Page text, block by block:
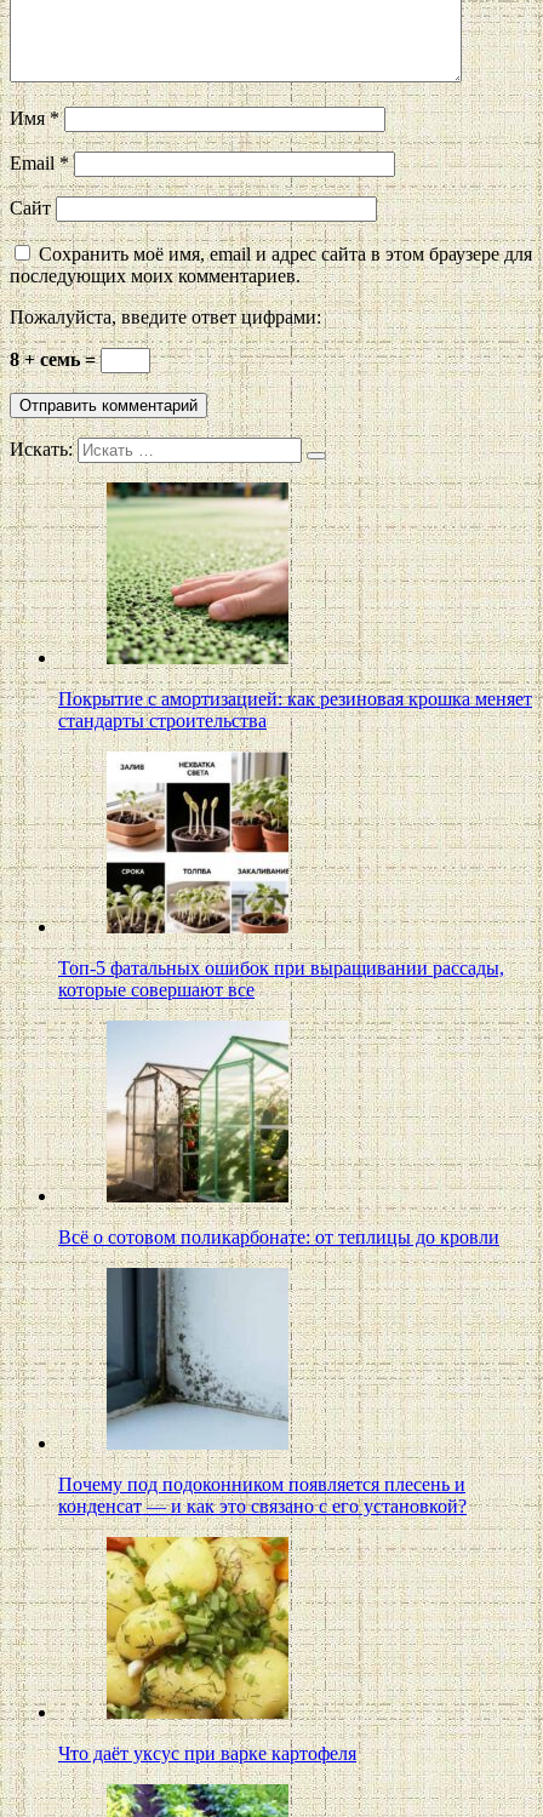
Имя*
Email*
Сайт
Сохранить моё имя, email и адрес сайта в этом браузере для
последующих моих комментариев.
Пожалуйста, введите ответ цифрами:
8 + семь =
Искать:
Покрытие с амортизацией: как резиновая крошка меняет
стандарты строительства
Топ-5 фатальных ошибок при выращивании рассады,
которые совершают все
Всё о сотовом поликарбонате: от теплицы до кровли
Почему под подоконником появляется плесень и
конденсат — и как это связано с его установкой?
Что даёт уксус при варке картофеля